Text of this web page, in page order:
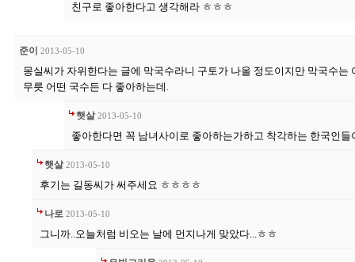
친구로 좋아한다고 생각해라 ㅎㅎㅎ
준이 2013-05-10
몽실씨가 자위한다는 글에 막국수라니 구토가 나올 정도이지만 막국수는
무릇 어떤 국수든 다 좋아하는데.
햇살 2013-05-10
좋아한다면 꼭 남녀사이로 좋아하는가하고 착각하는 한국인들
햇살 2013-05-10
후기는 길동씨가 써주세요 ㅎㅎㅎㅎ
나로 2013-05-10
그니까..오늘처럼 비오는 날에 먼지나게 맞았다...ㅎㅎ